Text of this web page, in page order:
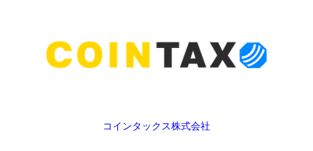
コインタックス株式会社